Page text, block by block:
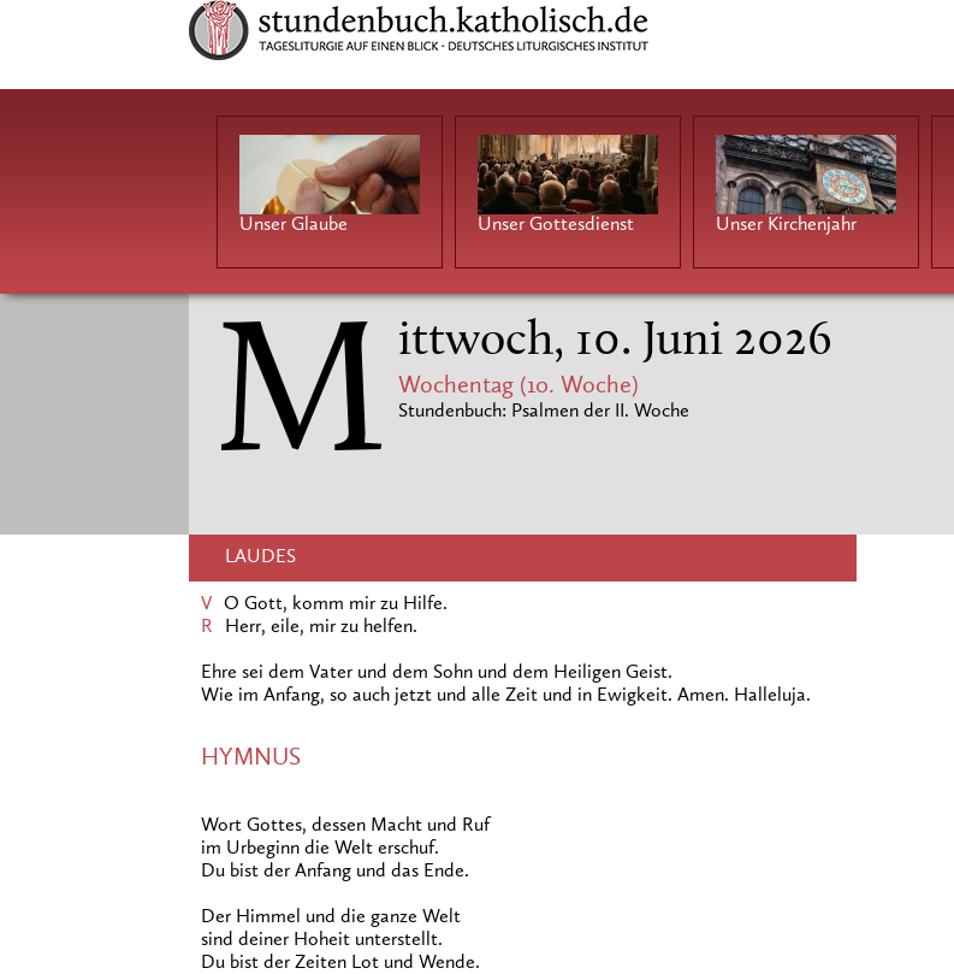
Unser Glaube Unser Gottesdienst Unser Kirchenjahr
M ittwoch, 10. Juni 2026
Wochentag (10. Woche)
Stundenbuch: Psalmen der II. Woche
LAUDES
V
O Gott, komm mir zu Hilfe.
R
Herr, eile, mir zu helfen.
Ehre sei dem Vater und dem Sohn und dem Heiligen Geist.
Wie im Anfang, so auch jetzt und alle Zeit und in Ewigkeit. Amen. Halleluja.
HYMNUS
Wort Gottes, dessen Macht und Ruf
im Urbeginn die Welt erschuf.
Du bist der Anfang und das Ende.
Der Himmel und die ganze Welt
sind deiner Hoheit unterstellt.
Du bist der Zeiten Lot und Wende.